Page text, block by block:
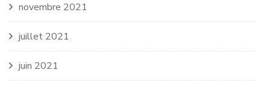
novembre 2021
juillet 2021
juin 2021